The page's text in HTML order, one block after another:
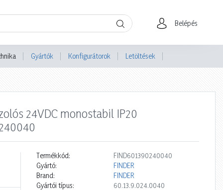
Belépés
Gyártók Konfigurátorok Letöltések
24VDC monostabil IP20
Termékkód:
FIND601390240040
Gyártó:
FINDER
Brand:
FINDER
Gyártói típus:
60.13.9.024.0040